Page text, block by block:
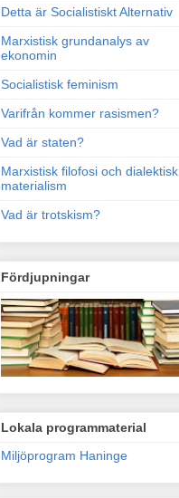
Detta är Socialistiskt Alternativ
Marxistisk grundanalys av
ekonomin
Socialistisk feminism
Varifrån kommer rasismen?
Vad är staten?
Marxistisk filofosi och dialektisk
materialism
Vad är trotskism?
Fördjupningar
Lokala programmaterial
Miljöprogram Haninge